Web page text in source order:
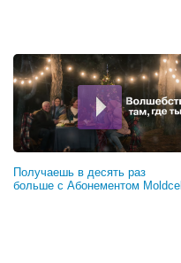
Получаешь в десять раз
больше с Абонементом Moldcell